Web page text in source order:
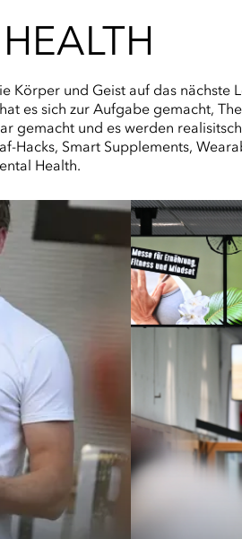
und Geist auf das nächste
es sich zur Aufgabe gemacht,
gemacht und es werden
Hacks, Smart Supplements,
Health.